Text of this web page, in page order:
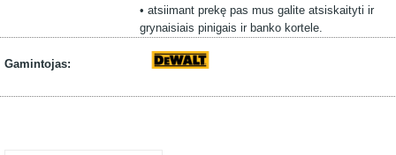
• atsiimant prekę pas mus galite atsiskaityti ir
grynaisiais pinigais ir banko kortele.
Gamintojas: